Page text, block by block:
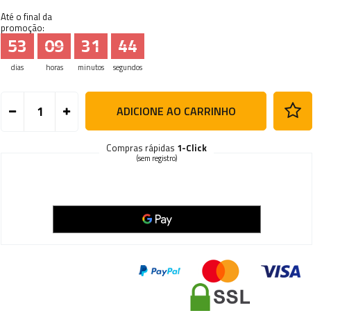
Até o final da
promoção:
dias
53
horas
09
minutos
31
segundos
43
ADICIONE AO CARRINHO
Compras rápidas 1-Click
(sem registro)